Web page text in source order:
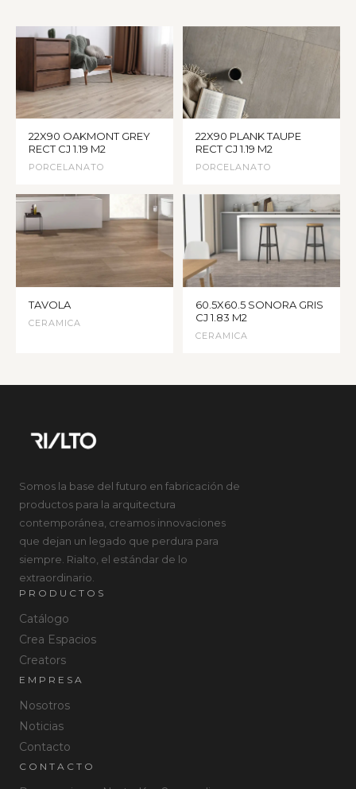
22X90 OAKMONT GREY
RECT CJ 1.19 M2
PORCELANATO
22X90 PLANK TAUPE
RECT CJ 1.19 M2
PORCELANATO
TAVOLA
CERAMICA
60.5X60.5 SONORA GRIS
CJ 1.83 M2
CERAMICA
Somos la base del futuro en fabricación de
productos para la arquitectura
contemporánea, creamos innovaciones
que dejan un legado que perdura para
siempre. Rialto, el estándar de lo
extraordinario.
PRODUCTOS
Catálogo
Crea Espacios
Creators
EMPRESA
Nosotros
Noticias
Contacto
CONTACTO